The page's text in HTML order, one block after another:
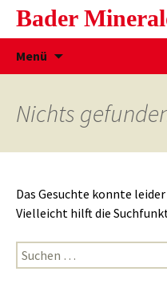
Bader
Menü
Nichts
Das Gesuchte konnte
Vielleicht hilft die